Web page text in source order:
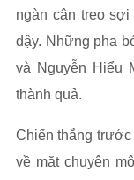
ngàn cân treo sợi
dậy. Những pha
và Nguyễn Hiểu
thành quả.
Chiến thắng
về mặt chuyên